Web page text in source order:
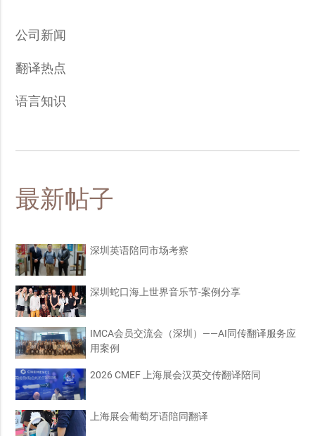
公司新闻
翻译热点
语言知识
最新帖子
深圳英语陪同市场考察
深圳蛇口海上世界音乐节-案例分享
IMCA会员交流会（深圳）——AI同传翻译服务应
用案例
2026 CMEF 上海展会汉英交传翻译陪同
上海展会葡萄牙语陪同翻译